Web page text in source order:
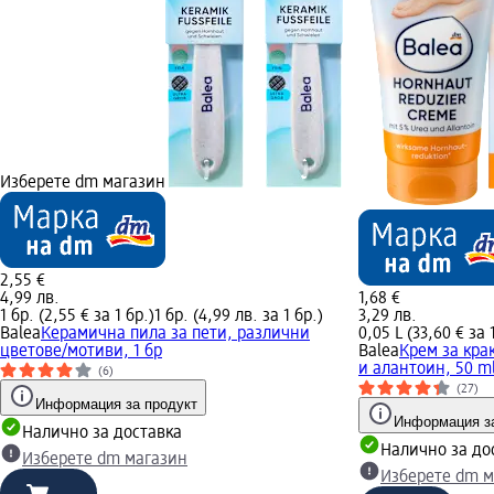
Изберете dm магазин
2,55 €
4,99 лв.
1 бр. (2,55 € за 1 бр.)1 бр. (4,99 лв. за 1 бр.)
BaleaКерамична пила за пети, различни
цветове/мотиви, 1 бр
(6)
Информация за продукт
Налично за доставка
Изберете dm магазин
1,68 €
3,29 лв.
0,05 L (33,60 € за
BaleaКрем за
и алантоин, 50
(27)
Информация
Налично за
Изберете dm